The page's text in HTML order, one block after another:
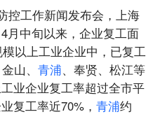
控工作新闻发布会，上海
月中旬以来，企业复工面
以上工业企业中，已复工
山、 青浦、奉贤、松江等
业企业复工率超过全市平
复工率近70%， 青浦约